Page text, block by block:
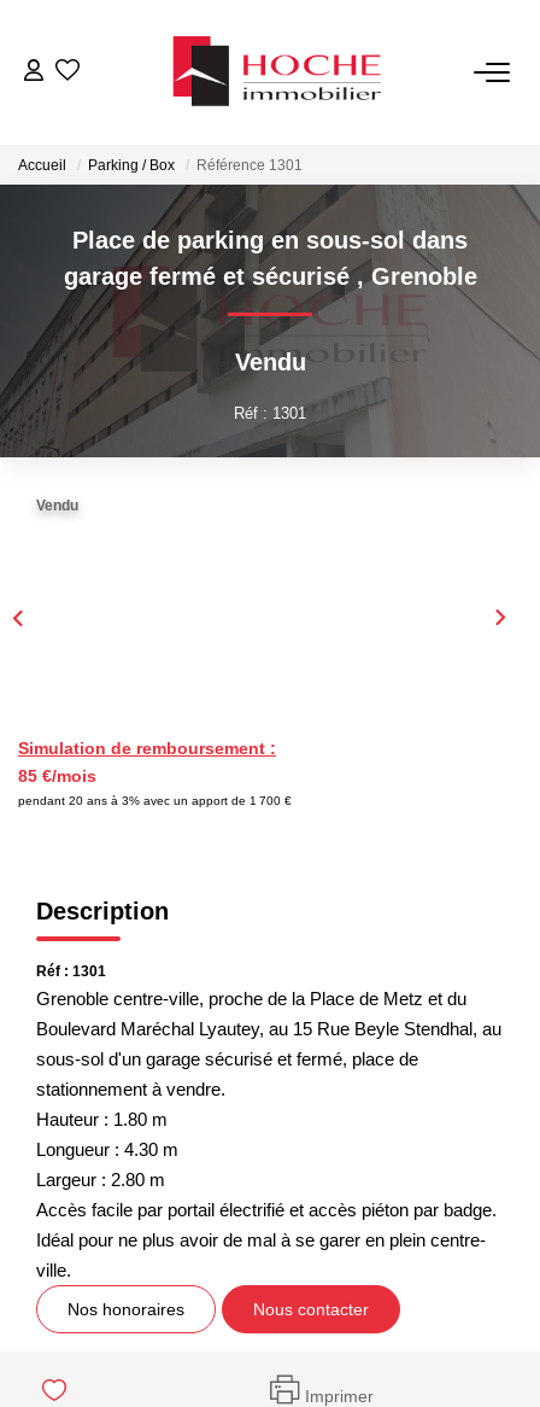
LOCATIONS
GESTION LOCATIVE
NOTRE AGENCE
ESTIMATION
Accueil Parking / Box Référence 1301
Place de parking en sous-sol dans
garage fermé et sécurisé,Grenoble
Vendu
Réf : 1301
Vendu
Simulation de remboursement :
85 €/mois
pendant 20 ans à 3% avec un apport de 1 700 €
Description
Réf : 1301
Grenoble centre-ville, proche de la Place de Metz et du
Boulevard Maréchal Lyautey, au 15 Rue Beyle Stendhal, au
sous-sol d'un garage sécurisé et fermé, place de
stationnement à vendre.
Hauteur : 1.80 m
Longueur : 4.30 m
Largeur : 2.80 m
Accès facile par portail électrifié et accès piéton par badge.
Idéal pour ne plus avoir de mal à se garer en plein centre-
ville.
Nos honoraires Nous contacter
Imprimer